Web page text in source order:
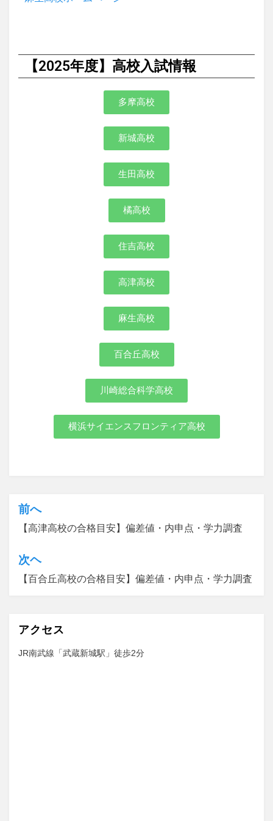
【2025年度】高校入試情報
多摩高校
新城高校
生田高校
橘高校
住吉高校
高津高校
麻生高校
百合丘高校
川崎総合科学高校
横浜サイエンスフロンティア高校
前へ
【高津高校の合格目安】偏差値・内申点・学力調査
次ヘ
【百合丘高校の合格目安】偏差値・内申点・学力調査
アクセス
JR南武線「武蔵新城駅」徒歩2分